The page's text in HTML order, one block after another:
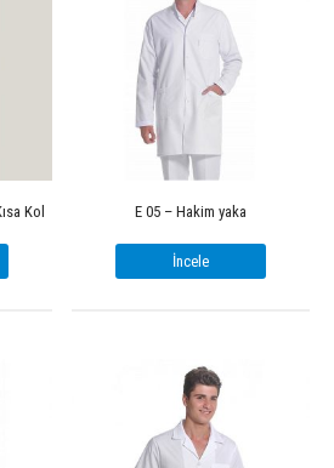
Kol E 05 – Hakim yaka
İncele